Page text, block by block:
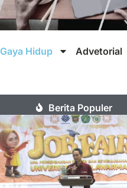
Gaya Hidup Advetorial
Berita Populer